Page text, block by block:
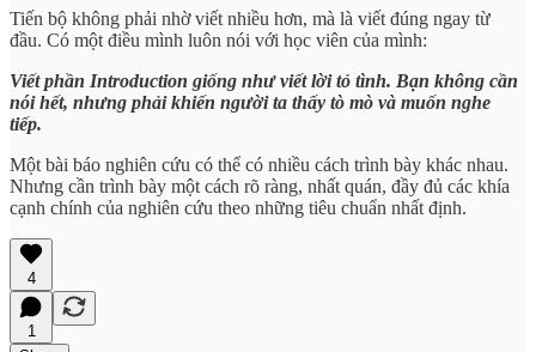
Tiến bộ không phải nhờ viết nhiều hơn, mà là viết đúng ngay từ
đầu. Có một điều mình luôn nói với học viên của mình:
Viết phần Introduction giống như viết lời tỏ tình. Bạn không cần
nói hết, nhưng phải khiến người ta thấy tò mò và muốn nghe
tiếp.
Một bài báo nghiên cứu có thể có nhiều cách trình bày khác nhau.
Nhưng cần trình bày một cách rõ ràng, nhất quán, đầy đủ các khía
cạnh chính của nghiên cứu theo những tiêu chuẩn nhất định.
4
1